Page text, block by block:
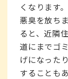
くなります
悪臭を放ち
ると、近隣
道にまでゴ
げになった
することも